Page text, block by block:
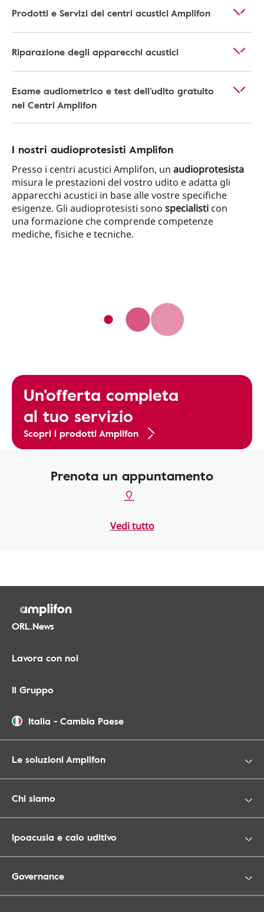
Prodotti e Servizi dei centri acustici Amplifon
Riparazione degli apparecchi acustici
Esame audiometrico e test dell’udito gratuito
nei Centri Amplifon
I nostri audioprotesisti Amplifon
Presso i centri acustici Amplifon, un audioprotesista
misura le prestazioni del vostro udito e adatta gli
apparecchi acustici in base alle vostre specifiche
esigenze. Gli audioprotesisti sono specialisti con
una formazione che comprende competenze
mediche, fisiche e tecniche.
Un'offerta completa
al tuo servizio
Scopri i prodotti Amplifon
Prenota un appuntamento
Vedi tutto
ORL.News
Lavora con noi
Il Gruppo
Italia - Cambia Paese
Le soluzioni Amplifon
Chi siamo
Ipoacusia e calo uditivo
Governance